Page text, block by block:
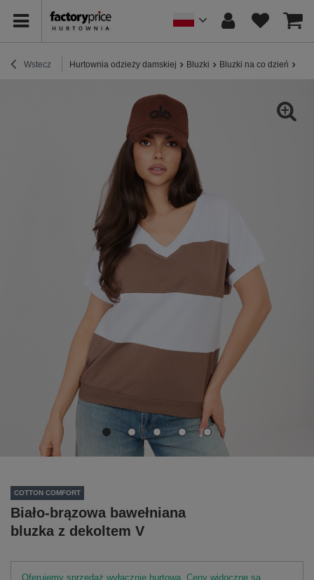
Wstecz Hurtownia odzieży damskiej Bluzki Bluzki na co dzień
COTTON COMFORT
Biało-brązowa bawełniana
bluzka z dekoltem V
Oferujemy sprzedaż wyłącznie hurtową. Ceny widoczne są